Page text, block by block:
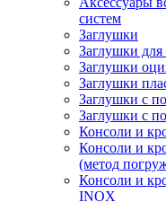
систем
Заглушки
Заглушки для
Заглушки
Заглушки
Заглушки с
Заглушки с
Консоли и
Консоли и
(метод
Консоли и
INOX